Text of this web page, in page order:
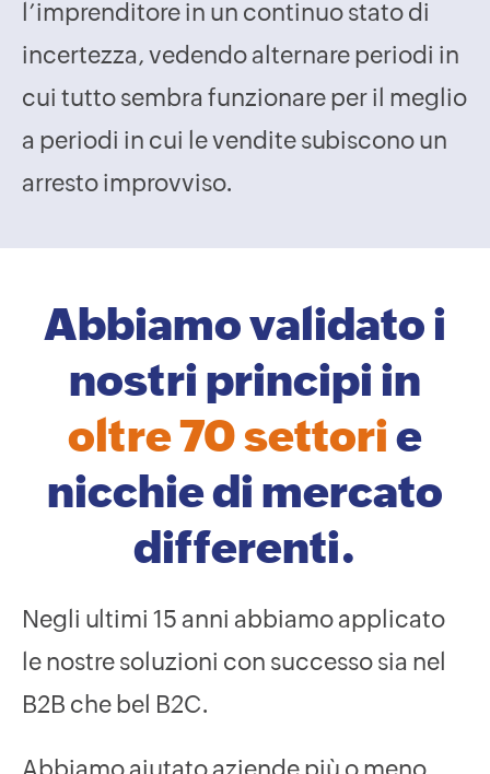
l’imprenditore in un continuo stato di
incertezza, vedendo alternare periodi in
cui tutto sembra funzionare per il meglio
a periodi in cui le vendite subiscono un
arresto improvviso.
Abbiamo validato i
nostri principi in
oltre 70 settorie
nicchie di mercato
differenti.
Negli ultimi 15 anni abbiamo applicato
le nostre soluzioni con successo sia nel
B2B che bel B2C.